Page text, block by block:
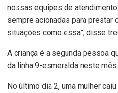
nossas equipes de
sempre acionadas para prestar
situações como essa”, disse
A criança é a segunda pessoa
da linha 9-esmeralda neste mês.
No último dia 2, uma mulher